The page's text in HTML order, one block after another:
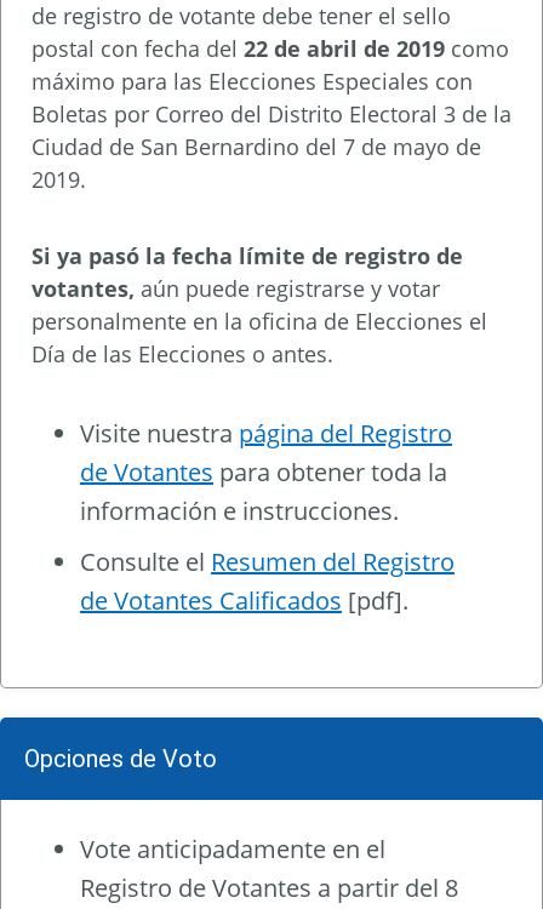
de registro de votante debe tener el sello
postal con fecha del 22 de abril de 2019 como
máximo para las Elecciones Especiales con
Boletas por Correo del Distrito Electoral 3 de la
Ciudad de San Bernardino del 7 de mayo de
2019.
Si ya pasó la fecha límite de registro de
votantes, aún puede registrarse y votar
personalmente en la oficina de Elecciones el
Día de las Elecciones o antes.
Visite nuestra página del Registro
de Votantes para obtener toda la
información e instrucciones.
Consulte el Resumen del Registro
de Votantes Calificados [pdf].
Opciones de Voto
Vote anticipadamente en el
Registro de Votantes a partir del 8